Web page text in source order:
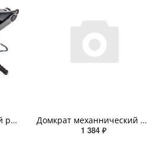
Домкрат механический ромбический 3т h 140-455 SKYWAY с резиновой опорной частью в сумке
Домкрат механнический ромбический 1,5т h 105-340мм УРАЛ SKYWAY с резиновой опорной частью, в чехле
1 384 ₽